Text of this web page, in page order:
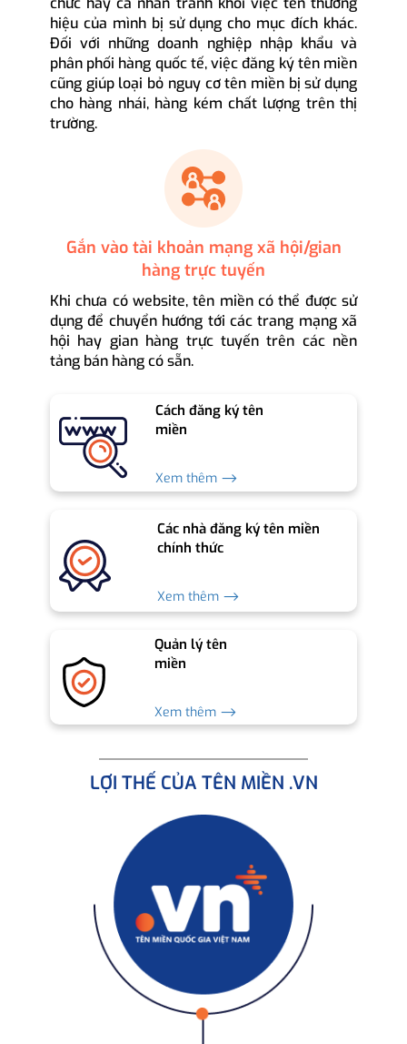
hiệu của mình bị sử dụng cho mục đích khác.
Đối với những doanh nghiệp nhập khẩu và
phân phối hàng quốc tế, việc đăng ký tên miền
cũng giúp loại bỏ nguy cơ tên miền bị sử dụng
cho hàng nhái, hàng kém chất lượng trên thị
trường.
Gắn vào tài khoản mạng xã hội/gian
hàng trực tuyến
Khi chưa có website, tên miền có thể được sử
dụng để chuyển hướng tới các trang mạng xã
hội hay gian hàng trực tuyến trên các nền
tảng bán hàng có sẵn.
Cách đăng ký tên
miền
Xem thêm ⟶
Các nhà đăng ký tên miền
chính thức
Xem thêm ⟶
Quản lý tên
miền
Xem thêm ⟶
LỢI THẾ CỦA TÊN MIỀN .VN